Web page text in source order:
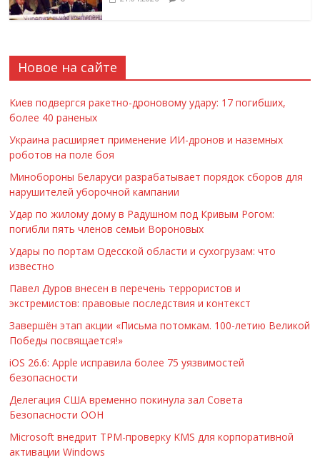
Новое на сайте
Киев подвергся ракетно-дроновому удару: 17 погибших,
более 40 раненых
Украина расширяет применение ИИ-дронов и наземных
роботов на поле боя
Минобороны Беларуси разрабатывает порядок сборов для
нарушителей уборочной кампании
Удар по жилому дому в Радушном под Кривым Рогом:
погибли пять членов семьи Вороновых
Удары по портам Одесской области и сухогрузам: что
известно
Павел Дуров внесен в перечень террористов и
экстремистов: правовые последствия и контекст
Завершён этап акции «Письма потомкам. 100-летию Великой
Победы посвящается!»
iOS 26.6: Apple исправила более 75 уязвимостей
безопасности
Делегация США временно покинула зал Совета
Безопасности ООН
Microsoft внедрит TPM-проверку KMS для корпоративной
активации Windows